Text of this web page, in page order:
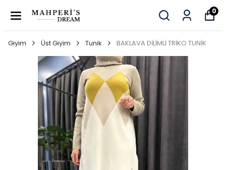
0
Giyim Üst Giyim Tunik BAKLAVA DİLİMLİ TRİKO TUNİK